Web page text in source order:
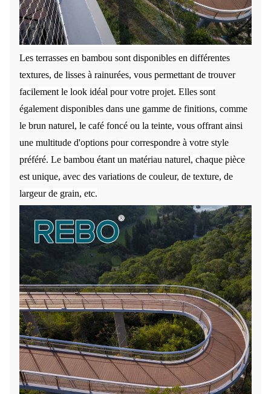
Les terrasses en bambou sont disponibles en différentes
textures, de lisses à rainurées, vous permettant de trouver
facilement le look idéal pour votre projet. Elles sont
également disponibles dans une gamme de finitions, comme
le brun naturel, le café foncé ou la teinte, vous offrant ainsi
une multitude d'options pour correspondre à votre style
préféré. Le bambou étant un matériau naturel, chaque pièce
est unique, avec des variations de couleur, de texture, de
largeur de grain, etc.